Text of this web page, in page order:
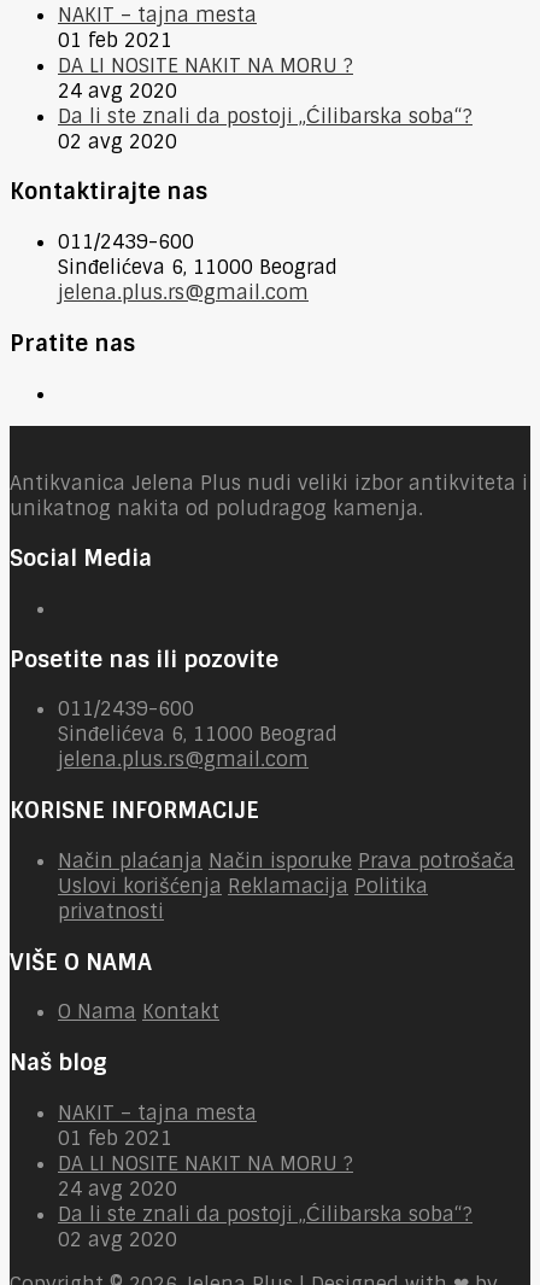
NAKIT – tajna mesta
01 feb 2021
DA LI NOSITE NAKIT NA MORU ?
24 avg 2020
Da li ste znali da postoji „Ćilibarska soba“?
02 avg 2020
Kontaktirajte nas
011/2439-600
Sinđelićeva 6, 11000 Beograd
jelena.plus.rs@gmail.com
Pratite nas
Antikvanica Jelena Plus nudi veliki izbor antikviteta i
unikatnog nakita od poludragog kamenja.
Social Media
Posetite nas ili pozovite
011/2439-600
Sinđelićeva 6, 11000 Beograd
jelena.plus.rs@gmail.com
KORISNE INFORMACIJE
Način plaćanja Način isporuke Prava potrošača
Uslovi korišćenja Reklamacija Politika
privatnosti
VIŠE O NAMA
O Nama Kontakt
Naš blog
NAKIT – tajna mesta
01 feb 2021
DA LI NOSITE NAKIT NA MORU ?
24 avg 2020
Da li ste znali da postoji „Ćilibarska soba“?
02 avg 2020